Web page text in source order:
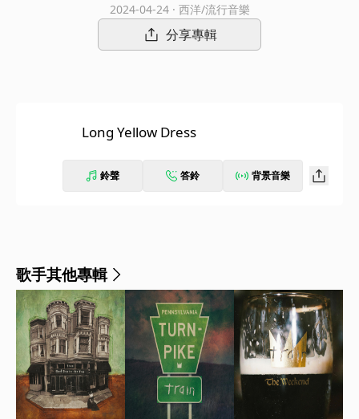
2024-04-24 · 西洋/流行音樂
分享專輯
Long Yellow Dress
鈴聲 答鈴 背景音樂
歌手其他專輯